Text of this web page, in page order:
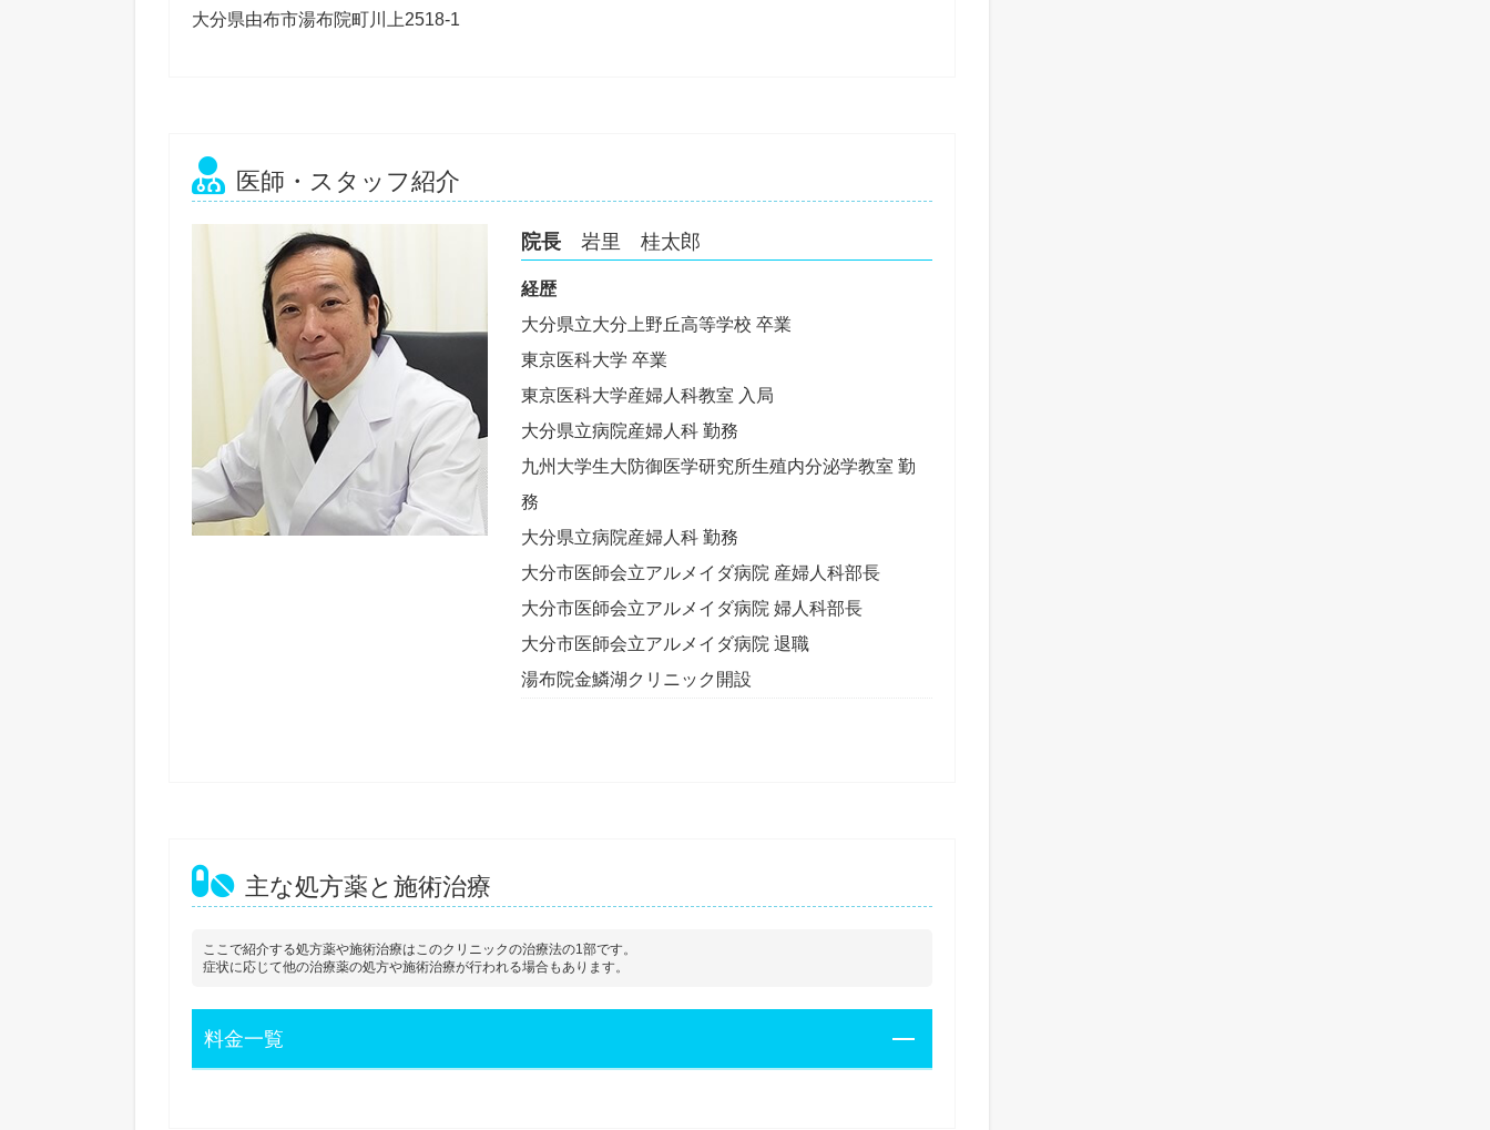
大分県由布市湯布院町川上2518-1
医師・スタッフ紹介
院長 岩里 桂太郎
経歴
大分県立大分上野丘高等学校 卒業
東京医科大学 卒業
東京医科大学産婦人科教室 入局
大分県立病院産婦人科 勤務
九州大学生大防御医学研究所生殖内分泌学教室 勤
務
大分県立病院産婦人科 勤務
大分市医師会立アルメイダ病院 産婦人科部長
大分市医師会立アルメイダ病院 婦人科部長
大分市医師会立アルメイダ病院 退職
湯布院金鱗湖クリニック開設
主な処方薬と施術治療
ここで紹介する処方薬や施術治療はこのクリニックの治療法の1部です。
症状に応じて他の治療薬の処方や施術治療が行われる場合もあります。
料金一覧